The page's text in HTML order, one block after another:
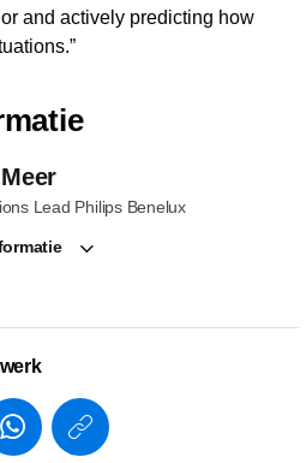
and actively predicting how
Lead Philips Benelux
https://